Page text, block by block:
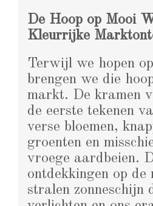
De Hoop op Mooi
Kleurrijke
Terwijl we hopen
brengen we die
markt. De kramen
de eerste tekenen
verse bloemen,
groenten en
vroege aardbeien.
ontdekkingen op
stralen zonneschijn